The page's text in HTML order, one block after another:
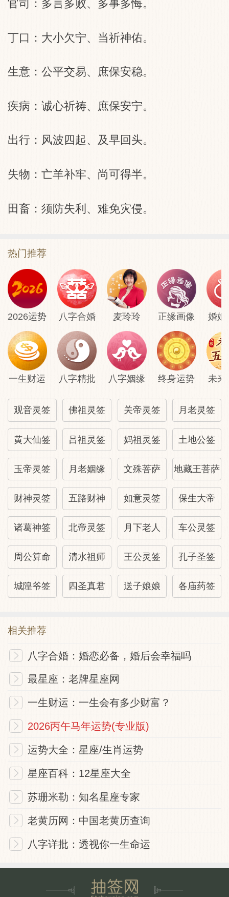
官司：多言多败、多事多悔。
丁口：大小欠宁、当祈神佑。
生意：公平交易、庶保安稳。
疾病：诚心祈祷、庶保安宁。
出行：风波四起、及早回头。
失物：亡羊补牢、尚可得半。
田畜：须防失利、难免灾侵。
热门推荐
2026运势 八字合婚 麦玲玲 正缘画像 婚姻
一生财运 八字精批 八字姻缘 终身运势 未来
观音灵签 佛祖灵签 关帝灵签 月老灵签
黄大仙签 吕祖灵签 妈祖灵签 土地公签
玉帝灵签 月老姻缘 文殊菩萨 地藏王菩萨
财神灵签 五路财神 如意灵签 保生大帝
诸葛神签 北帝灵签 月下老人 车公灵签
周公算命 清水祖师 王公灵签 孔子圣签
城隍爷签 四圣真君 送子娘娘 各庙药签
相关推荐
八字合婚：婚恋必备，婚后会幸福吗
最星座：老牌星座网
一生财运：一生会有多少财富？
2026丙午马年运势(专业版)
运势大全：星座/生肖运势
星座百科：12星座大全
苏珊米勒：知名星座专家
老黄历网：中国老黄历查询
八字详批：透视你一生命运